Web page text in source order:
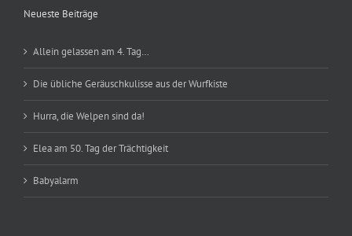
Neueste Beiträge
Allein gelassen am 4. Tag…
Die übliche Geräuschkulisse aus der Wurfkiste
Hurra, die Welpen sind da!
Elea am 50. Tag der Trächtigkeit
Babyalarm